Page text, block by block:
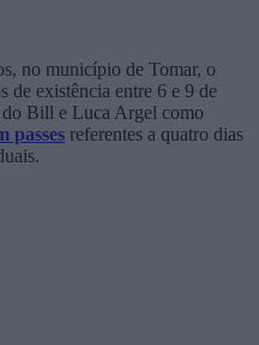
no município de Tomar, o
de existência entre 6 e 9 de
Bill e Luca Argel como
passes referentes a quatro dias